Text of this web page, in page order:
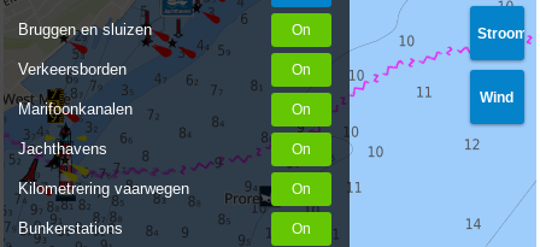
Bruggen en sluizen
Verkeersborden
Marifoonkanalen
Jachthavens
Kilometrering vaarwegen
Bunkerstations
Stroom
Wind